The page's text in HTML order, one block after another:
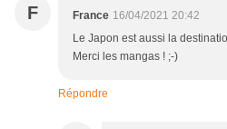
F France 16/04/2021 20:42
Le Japon est aussi la
Merci les mangas ! ;-)
Répondre